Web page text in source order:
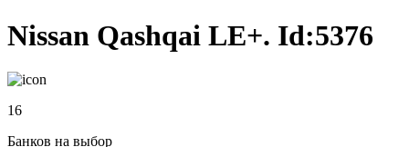
Nissan Qashqai LE+. Id:5376
16
Банков на выбор